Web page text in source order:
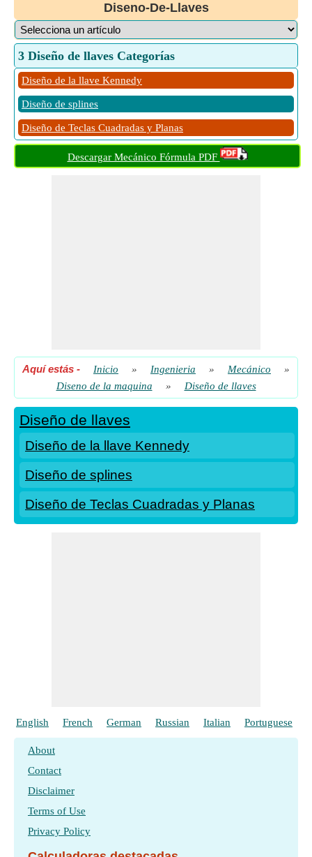
Diseno-De-Llaves
3 Diseño de llaves Categorías
Diseño de la llave Kennedy
Diseño de splines
Diseño de Teclas Cuadradas y Planas
Descargar Mecánico Fórmula PDF
Aquí estás - Inicio » Ingenieria » Mecánico
»
Diseno de la maquina
» Diseño de llaves
Diseño de llaves
Diseño de la llave Kennedy
Diseño de splines
Diseño de Teclas Cuadradas y Planas
English French German Russian Italian Portuguese
About
Contact
Disclaimer
Terms of Use
Privacy Policy